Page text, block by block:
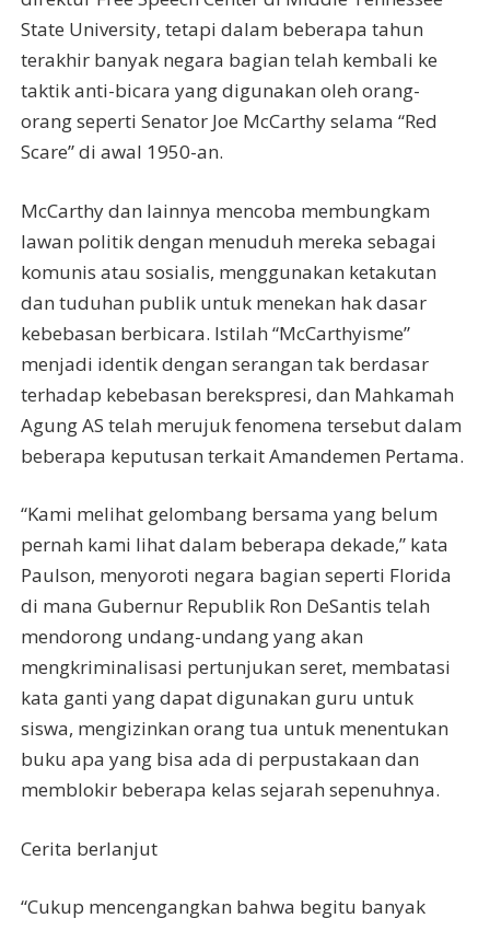
State University, tetapi dalam beberapa tahun
terakhir banyak negara bagian telah kembali ke
taktik anti-bicara yang digunakan oleh orang-
orang seperti Senator Joe McCarthy selama “Red
Scare” di awal 1950-an.
McCarthy dan lainnya mencoba membungkam
lawan politik dengan menuduh mereka sebagai
komunis atau sosialis, menggunakan ketakutan
dan tuduhan publik untuk menekan hak dasar
kebebasan berbicara. Istilah “McCarthyisme”
menjadi identik dengan serangan tak berdasar
terhadap kebebasan berekspresi, dan Mahkamah
Agung AS telah merujuk fenomena tersebut dalam
beberapa keputusan terkait Amandemen Pertama.
“Kami melihat gelombang bersama yang belum
pernah kami lihat dalam beberapa dekade,” kata
Paulson, menyoroti negara bagian seperti Florida
di mana Gubernur Republik Ron DeSantis telah
mendorong undang-undang yang akan
mengkriminalisasi pertunjukan seret, membatasi
kata ganti yang dapat digunakan guru untuk
siswa, mengizinkan orang tua untuk menentukan
buku apa yang bisa ada di perpustakaan dan
memblokir beberapa kelas sejarah sepenuhnya.
Cerita berlanjut
“Cukup mencengangkan bahwa begitu banyak